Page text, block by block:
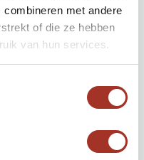
met andere
of die ze hebben
van hun services.